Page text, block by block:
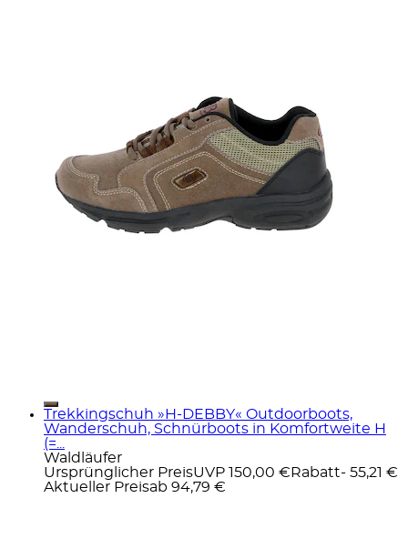
Trekkingschuh »H-DEBBY« Outdoorboots,
Wanderschuh, Schnürboots in Komfortweite H
(=...
Waldläufer
Ursprünglicher PreisUVP 150,00 € Rabatt- 55,21 €
Aktueller Preisab 94,79 €